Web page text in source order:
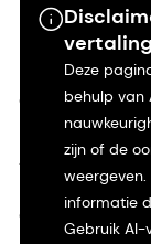
Deze
behulp van
zijn of de
informatie
Gebruik
Algemene
Californië